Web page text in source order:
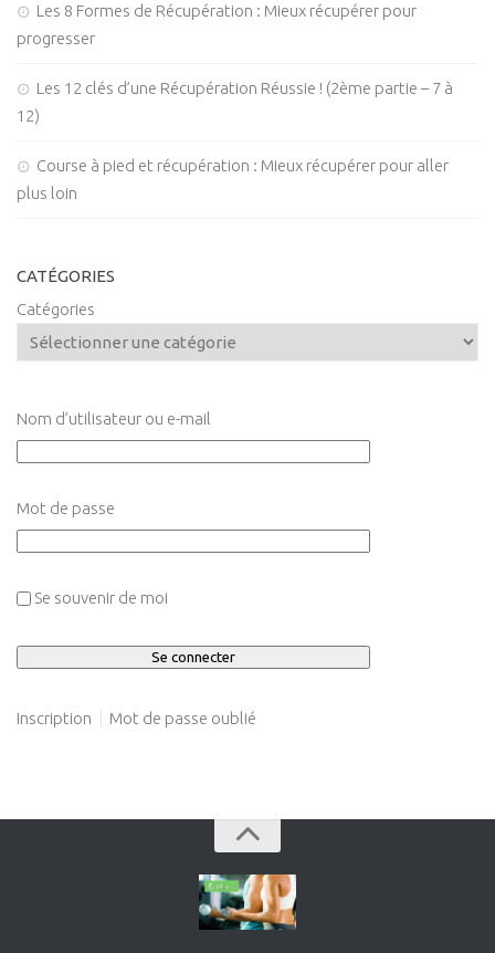
Les 8 Formes de Récupération : Mieux récupérer pour
progresser
Les 12 clés d’une Récupération Réussie ! (2ème partie – 7 à
12)
Course à pied et récupération : Mieux récupérer pour aller
plus loin
CATÉGORIES
Catégories
Nom d’utilisateur ou e-mail
Mot de passe
Se souvenir de moi
Inscription Mot de passe oublié